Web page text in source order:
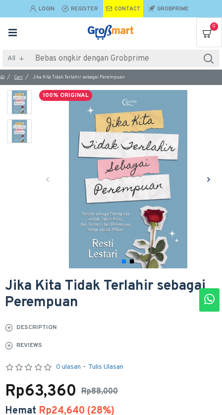
LOGIN REGISTER CONTACT GROBPRIME
0
All
Cari Jika Kita Tidak Terlahir sebagai Perempuan
100% ORIGINAL
Jika Kita Tidak Terlahir sebagai
Perempuan
DESCRIPTION
REVIEWS
0 ulasan - Tulis Ulasan
Rp88,000
Rp63,360
Hemat Rp24,640 (28%)